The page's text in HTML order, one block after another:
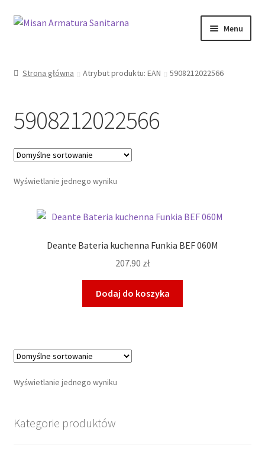
Przejdź
Przejdź
Menu
Kontakt
Informacje prawne
Strona główna Atrybut produktu: EAN 5908212022566
5908212022566
Wyświetlanie jednego wyniku
Deante Bateria kuchenna Funkia BEF 060M
207.90 zł
Dodaj do koszyka
Wyświetlanie jednego wyniku
Kategorie produktów